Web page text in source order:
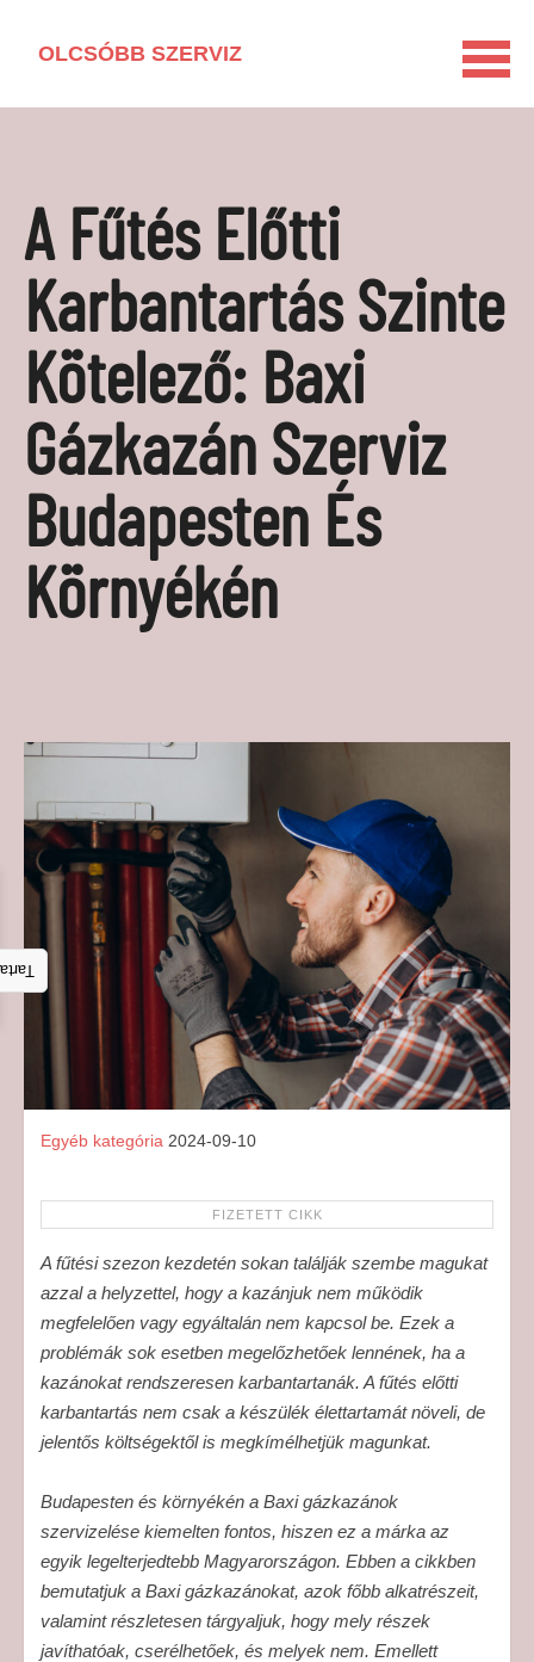
OLCSÓBB SZERVIZ
LAKÁSFELÚJÍTÁS
VEGYSZERMENTES HÁZTARTÁS
BARKÁCSOLÁS
KAPCSOLAT
MÉDIAAJÁNLAT
A Fűtés Előtti
Karbantartás Szinte
Kötelező: Baxi
Gázkazán Szerviz
Budapesten És
Környékén
Egyéb kategória 2024-09-10
A fűtési szezon kezdetén sokan találják szembe magukat
azzal a helyzettel, hogy a kazánjuk nem működik
megfelelően vagy egyáltalán nem kapcsol be. Ezek a
problémák sok esetben megelőzhetőek lennének, ha a
kazánokat rendszeresen karbantartanák. A fűtés előtti
karbantartás nem csak a készülék élettartamát növeli, de
jelentős költségektől is megkímélhetjük magunkat.
Budapesten és környékén a Baxi gázkazánok
szervizelése kiemelten fontos, hiszen ez a márka az
egyik legelterjedtebb Magyarországon. Ebben a cikkben
bemutatjuk a Baxi gázkazánokat, azok főbb alkatrészeit,
valamint részletesen tárgyaljuk, hogy mely részek
javíthatóak, cserélhetőek, és melyek nem. Emellett